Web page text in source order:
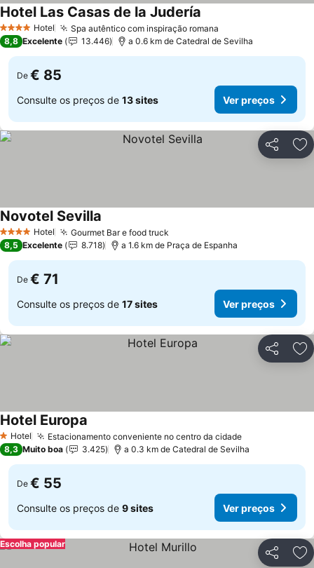
4 EstrelasHotel Spa autêntico com inspiração romana
Hotel Las Casas de la Judería
8,8 Excelente 13.446 a 0.6 km de Catedral de Sevilha
De € 85
Consulte os preços de 13 sites Ver preços
Partilhar
4 EstrelasHotel Gourmet Bar e food truck
Novotel Sevilla
8,5 Excelente 8.718 a 1.6 km de Praça de Espanha
De € 71
Consulte os preços de 17 sites Ver preços
Partilhar
1 Estrelas
Hotel Estacionamento conveniente no centro da cidade
Hotel Europa
8,3 Muito boa 3.425 a 0.3 km de Catedral de Sevilha
De € 55
Consulte os preços de 9 sites Ver preços
Partilhar
Escolha popular